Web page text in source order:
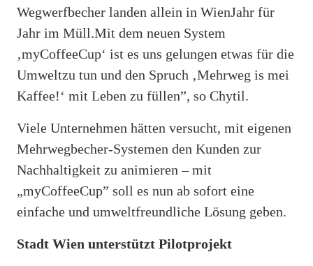
Wegwerfbecher landen allein in WienJahr für
Jahr im Müll.Mit dem neuen System
‚myCoffeeCup‘ ist es uns gelungen etwas für die
Umweltzu tun und den Spruch ‚Mehrweg is mei
Kaffee!‘ mit Leben zu füllen”, so Chytil.
Viele Unternehmen hätten versucht, mit eigenen
Mehrwegbecher‐Systemen den Kunden zur
Nachhaltigkeit zu animieren – mit
„myCoffeeCup” soll es nun ab sofort eine
einfache und umweltfreundliche Lösung geben.
Stadt Wien unterstützt Pilotprojekt